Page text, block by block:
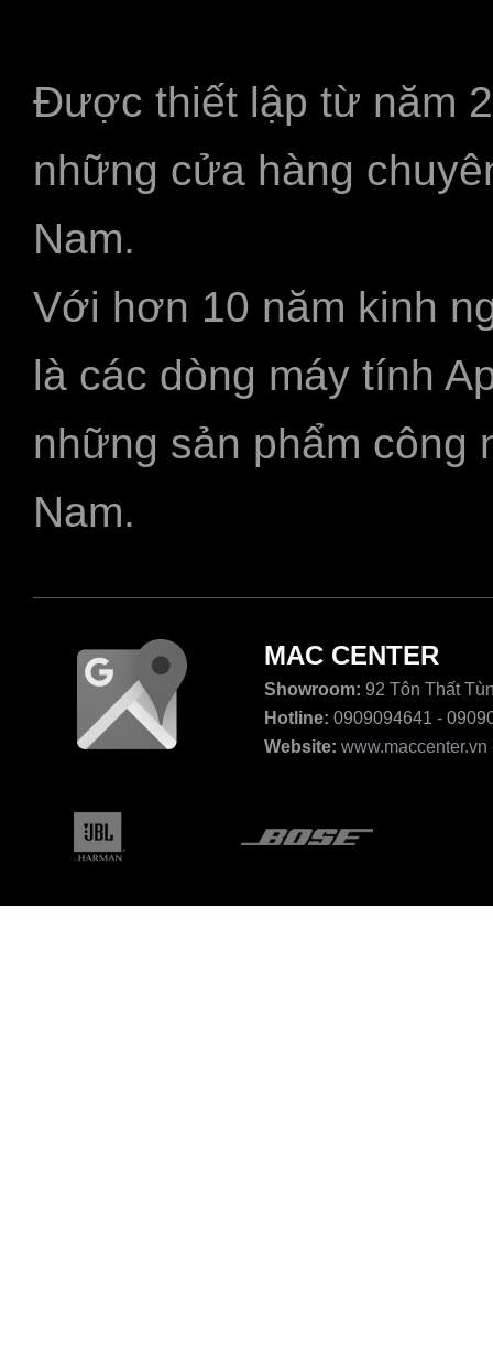
Được thiết lập từ năm
những cửa hàng
Nam.
Với hơn 10 năm kinh
là các dòng máy tính
những sản phẩm công
Nam.
MAC CENTER
Showroom: 92 Tôn Thất
Hotline: 0909094641 -
Website: www.maccenter.vn